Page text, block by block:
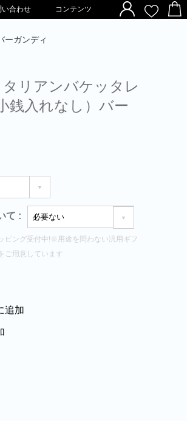
い合わせ コンテンツ
ーガンディ
タリアンバケッタレ
銭入れなし）バー
て :
ピング受付中!※用途を問わない汎用ギフ
ご用意しています
追加